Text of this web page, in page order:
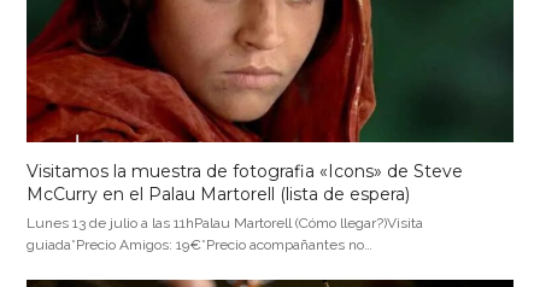
Visitamos la muestra de fotografia «Icons» de Steve
McCurry en el Palau Martorell (lista de espera)
Lunes 13 de julio a las 11hPalau Martorell (Cómo llegar?)Visita
guiada*Precio Amigos: 19€*Precio acompañantes no…